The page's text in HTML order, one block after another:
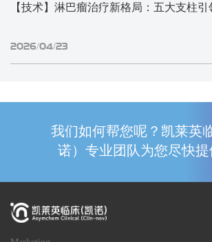
【技术】淋巴瘤治疗新格局：五大支柱
2026/04/23
我们如何帮您呢？凯莱英
诺）专业团队为您尽快提